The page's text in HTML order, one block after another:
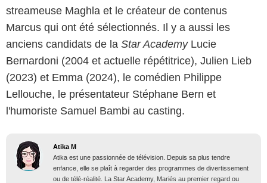
streameuse Maghla et le créateur de contenus
Marcus qui ont été sélectionnés. Il y a aussi les
anciens candidats de la Star AcademyLucie
Bernardoni (2004 et actuelle répétitrice), Julien Lieb
(2023) et Emma (2024), le comédien Philippe
Lellouche, le présentateur Stéphane Bern et
l'humoriste Samuel Bambi au casting.
Atika M
Atika est une passionnée de télévision. Depuis sa plus tendre
enfance, elle se plaît à regarder des programmes de divertissement
ou de télé-réalité. La Star Academy, Mariés au premier regard ou